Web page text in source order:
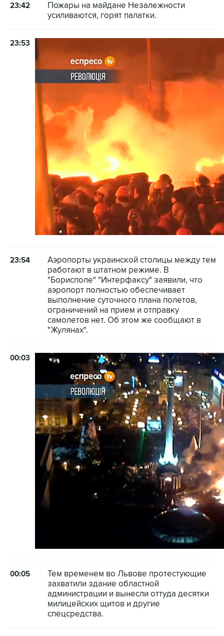
23:42
Пожары на майдане Незалежности
усиливаются, горят палатки.
23:53
23:54
Аэропорты украинской столицы между тем
работают в штатном режиме. В
"Борисполе" "Интерфаксу" заявили, что
аэропорт полностью обеспечивает
выполнение суточного плана полетов,
ограничений на прием и отправку
самолетов нет. Об этом же сообщают в
"Жулянах".
00:03
00:05
Тем временем во Львове протестующие
захватили здание областной
администрации и вынесли оттуда десятки
милицейских щитов и другие
спецсредства.